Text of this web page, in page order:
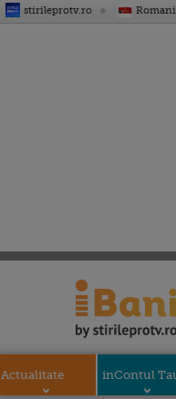
stirileprotv.ro
Actualitate inContul